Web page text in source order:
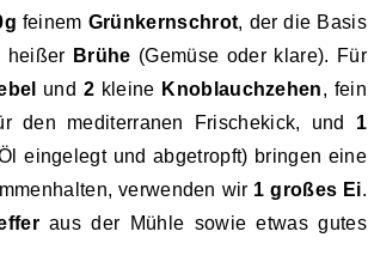
feinem Grünkernschrot, der die Basis
heißer Brühe (Gemüse oder klare). Für
und 2 kleine Knoblauchzehen, fein
den mediterranen Frischekick, und 1
eingelegt und abgetropft) bringen eine
verwenden wir 1 großes Ei.
aus der Mühle sowie etwas gutes